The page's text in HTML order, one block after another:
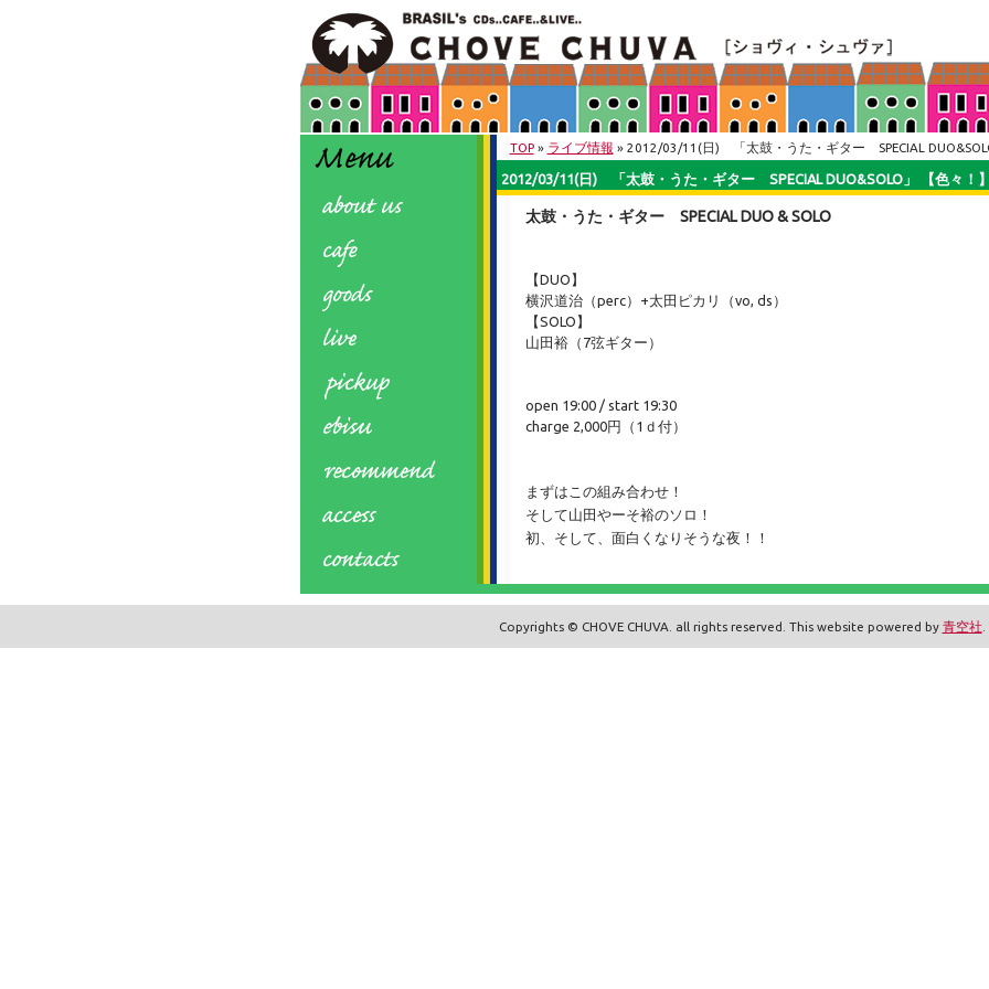
TOP» ライブ情報 » 2012/03/11(日) 「太鼓・うた・ギター SPECIAL
2012/03/11(日) 「太鼓・うた・ギター SPECIAL DUO&SOLO」 【色々！
太鼓・うた・ギター SPECIAL DUO & SOLO
【DUO】
横沢道治（perc）+太田ピカリ（vo, ds）
【SOLO】
山田裕（7弦ギター）
open 19:00 / start 19:30
charge 2,000円（1ｄ付）
まずはこの組み合わせ！
そして山田やーそ裕のソロ！
初、そして、面白くなりそうな夜！！
Copyrights © CHOVE CHUVA. all rights reserved. This website powered by 青空社